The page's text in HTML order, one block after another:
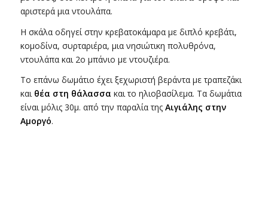
αριστερά μια ντουλάπα.
Η σκάλα οδηγεί στην κρεβατοκάμαρα με διπλό κρεβάτι,
κομοδίνα, συρταριέρα, μια νησιώτικη πολυθρόνα,
ντουλάπα και 2ο μπάνιο με ντουζιέρα.
Το επάνω δωμάτιο έχει ξεχωριστή βεράντα με τραπεζάκι
και θέα στη θάλασσα και το ηλιοβασίλεμα. Τα δωμάτια
είναι μόλις 30μ. από την παραλία τηςΑιγιάλης στην
Αμοργό.